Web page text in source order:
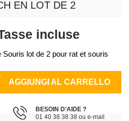
EN LOT DE 2
incluse
Souris lot de 2 pour rat et souris
AGGIUNGI AL CARRELLO
BESOIN D’AIDE ?
01 40 38 38 38 ou e-mail